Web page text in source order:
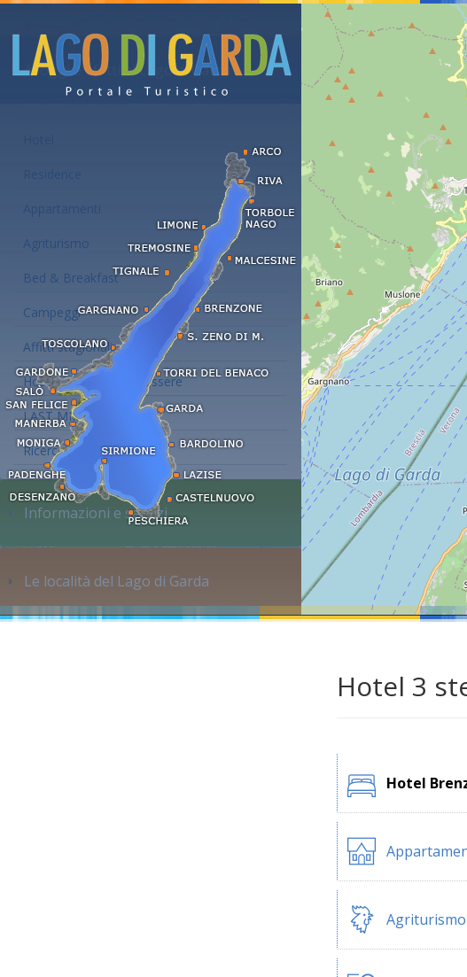
Alloggi e affitti al Lago di Garda
Appartamenti
Agriturismo
Bed & Breakfast
Campeggi
Affitti stagionali
Hotel con centro benessere
LAST MINUTE
Ricerca alloggi...
Informazioni e servizi
Le località del Lago di Garda
Hotel 3
Hotel